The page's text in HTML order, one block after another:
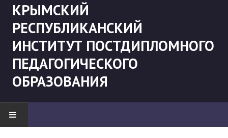
КРЫМСКИЙ
РЕСПУБЛИКАНСКИЙ
ИНСТИТУТ ПОСТДИПЛОМНОГО
ПЕДАГОГИЧЕСКОГО
ОБРАЗОВАНИЯ